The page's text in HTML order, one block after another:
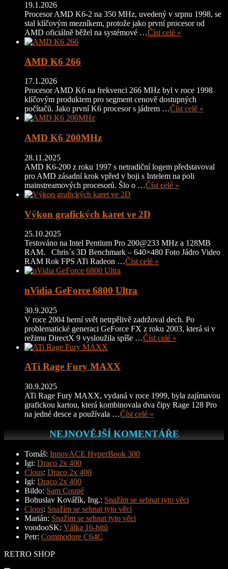
19.1.2026
Procesor AMD K6-2 na 350 MHz, uvedený v srpnu 1998, se
stal klíčovým mezníkem, protože jako první procesor od
AMD oficiálně běžel na systémové …Číst celé »
AMD K6 266
17.1.2026
Procesor AMD K6 na frekvenci 266 MHz byl v roce 1998
klíčovým produktem pro segment cenově dostupných
počítačů. Jako první K6 procesor s jádrem …Číst celé »
AMD K6 200MHz
28.11.2025
AMD K6-200 z roku 1997 s netradiční logem představoval
pro AMD zásadní krok vpřed v boji s Intelem na poli
mainstreamových procesorů. Šlo o …Číst celé »
Výkon grafických karet ve 2D
25.10.2025
Testováno na Intel Pentium Pro 200@233 MHz a 128MB
RAM. Chris´s 3D Benchmark – 640×480 Foto Jádro Video
RAM Rok FPS ATi Radeon …Číst celé »
nVidia GeForce 6800 Ultra
30.9.2025
V roce 2004 herní svět netrpělivě zadržoval dech. Po
problematické generaci GeForce FX z roku 2003, která si v
režimu DirectX 9 vysloužila spíše …Číst celé »
ATi Rage Fury MAXX
30.9.2025
ATi Rage Fury MAXX, vydaná v roce 1999, byla zajímavou
grafickou kartou, která kombinovala dva čipy Rage 128 Pro
na jedné desce a používala …Číst celé »
NEJNOVĚJŠÍ KOMENTÁŘE
Tomáš: InnovACE HyperBook 300
Igi: Draco 2x 400
Clous: Draco 2x 400
Igi: Draco 2x 400
Bildo: Sam Coupé
Bohuslav Kovářík, Ing.: Snažím se sehnat tyto věci
Clous: Snažím se sehnat tyto věci
Marián: Snažím se sehnat tyto věci
voodooSK: Válka 16-bitů
Petr: Commodore C64C
RETRO SHOP